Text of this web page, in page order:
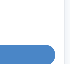
Każde